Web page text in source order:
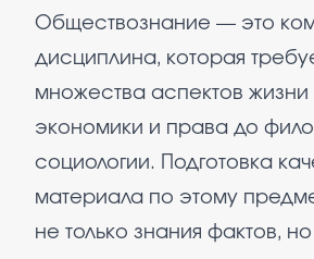
Обществознание — это
дисциплина, которая
множества аспектов
экономики и права до
социологии. Подготовка
материала по этому
не только знания фактов,